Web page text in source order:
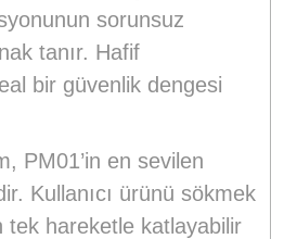
sorunsuz
tanır. Hafif
bir güvenlik dengesi
PM01’in en sevilen
Kullanıcı ürünü sökmek
tek hareketle katlayabilir